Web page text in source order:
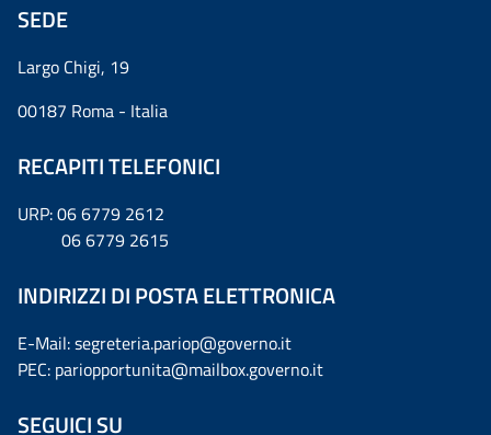
SEDE
Largo Chigi, 19
00187 Roma - Italia
RECAPITI TELEFONICI
URP: 06 6779 2612
06 6779 2615
INDIRIZZI DI POSTA ELETTRONICA
E-Mail: segreteria.pariop@governo.it
PEC: pariopportunita@mailbox.governo.it
SEGUICI SU